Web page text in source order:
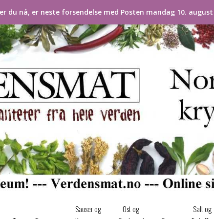
Sauser og
Ost og
Salt og
du nå, er neste forsendelse med Posten mandag 10. august